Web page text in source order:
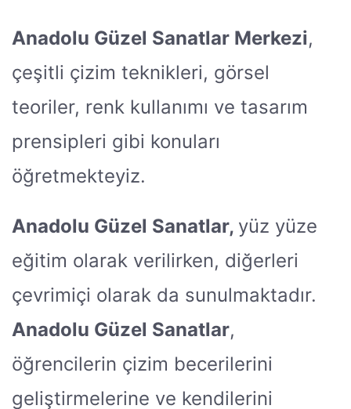
Anadolu Güzel Sanatlar Merkezi,
çeşitli çizim teknikleri, görsel
teoriler, renk kullanımı ve tasarım
prensipleri gibi konuları
öğretmekteyiz.
Anadolu Güzel Sanatlar, yüz yüze
eğitim olarak verilirken, diğerleri
çevrimiçi olarak da sunulmaktadır.
Anadolu Güzel Sanatlar,
öğrencilerin çizim becerilerini
geliştirmelerine ve kendilerini